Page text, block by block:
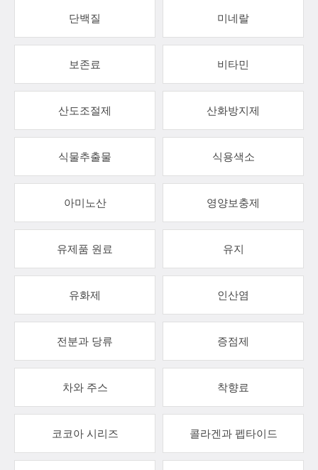
단백질 미네랄
보존료 비타민
산도조절제 산화방지제
식물추출물 식용색소
아미노산 영양보충제
유제품 원료 유지
유화제 인산염
전분과 당류 증점제
차와 주스 착향료
코코아 시리즈 콜라겐과 펩타이드